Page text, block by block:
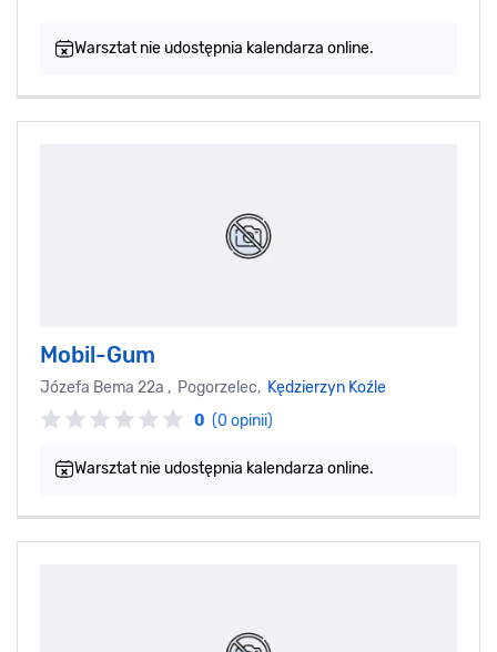
Warsztat nie udostępnia kalendarza online.
Mobil-Gum
Józefa Bema 22a , Pogorzelec, Kędzierzyn Koźle
0 (0 opinii)
Warsztat nie udostępnia kalendarza online.